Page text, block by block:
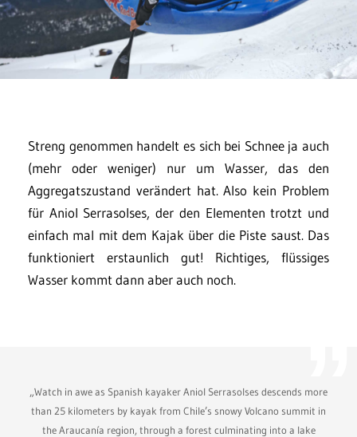
Streng genommen handelt es sich bei Schnee ja auch
(mehr oder weniger) nur um Wasser, das den
Aggregatszustand verändert hat. Also kein Problem
für Aniol Serrasolses, der den Elementen trotzt und
einfach mal mit dem Kajak über die Piste saust. Das
funktioniert erstaunlich gut! Richtiges, flüssiges
Wasser kommt dann aber auch noch.
„Watch in awe as Spanish kayaker Aniol Serrasolses descends more
than 25 kilometers by kayak from Chile’s snowy Volcano summit in
the Araucanía region, through a forest culminating into a lake